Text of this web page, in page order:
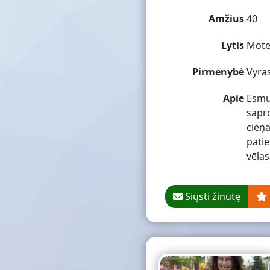
Amžius40
Lytis
Pirmenybė
Apie
Siųsti žinutę